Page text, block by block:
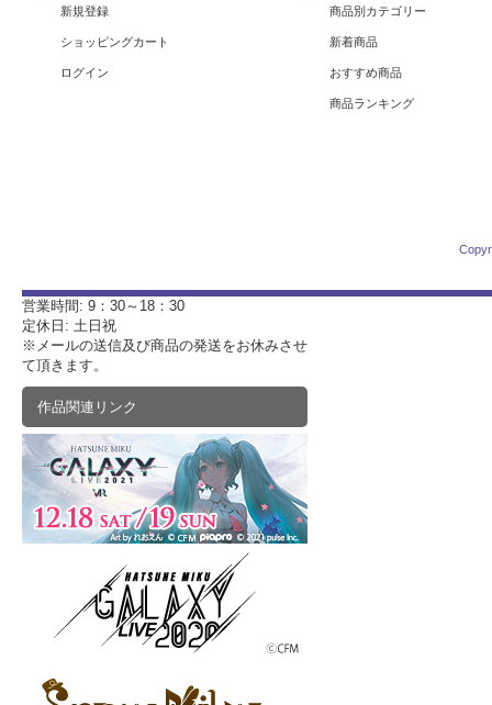
新規登録
ショッピングカート
ログイン
商品別カテゴリー
新着商品
おすすめ商品
商品ランキング
営業時間: 9：30～18：30
定休日: 土日祝
※メールの送信及び商品の発送をお休みさせ
て頂きます。
作品関連リンク